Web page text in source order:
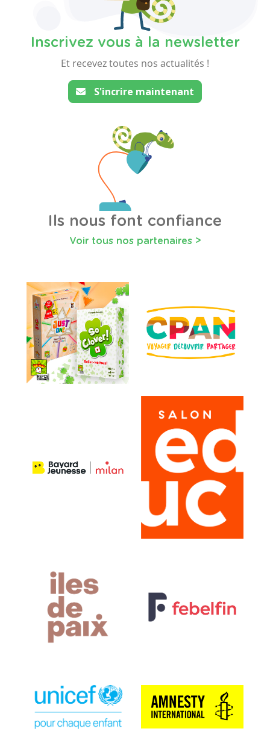
Inscrivez vous à la newsletter
Et recevez toutes nos actualités !
S'incrire maintenant
Ils nous font confiance
Voir tous nos partenaires >